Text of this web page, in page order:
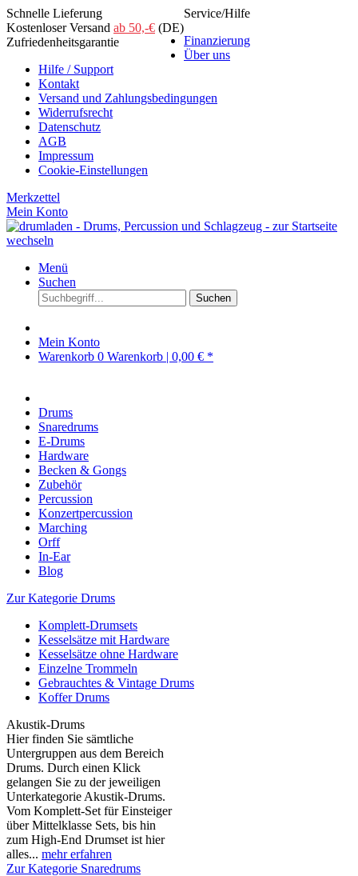
Schnelle Lieferung
Kostenloser Versand ab 50,-€ (DE)
Zufriedenheitsgarantie
Service/Hilfe
Finanzierung
Über uns
Hilfe / Support
Kontakt
Versand und Zahlungsbedingungen
Widerrufsrecht
Datenschutz
AGB
Impressum
Cookie-Einstellungen
Merkzettel
Mein Konto
Menü
Suchen
Suchen
Mein Konto
Warenkorb 0 Warenkorb | 0,00 € *
Drums
Snaredrums
E-Drums
Hardware
Becken & Gongs
Zubehör
Percussion
Konzertpercussion
Marching
Orff
In-Ear
Blog
Zur Kategorie Drums
Komplett-Drumsets
Kesselsätze mit Hardware
Kesselsätze ohne Hardware
Einzelne Trommeln
Gebrauchtes & Vintage Drums
Koffer Drums
Akustik-Drums
Hier finden Sie sämtliche
Untergruppen aus dem Bereich
Drums. Durch einen Klick
gelangen Sie zu der jeweiligen
Unterkategorie Akustik-Drums.
Vom Komplett-Set für Einsteiger
über Mittelklasse Sets, bis hin
zum High-End Drumset ist hier
alles... mehr erfahren
Zur Kategorie Snaredrums